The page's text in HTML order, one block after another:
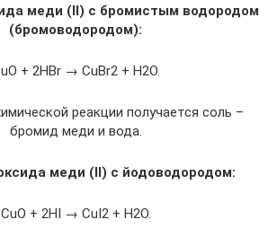
меди (II) с бромистым водородом
(бромоводородом):
+ 2HBr → CuBr2 + H2O.
реакции получается соль –
бромид меди и вода.
меди (II) с йодоводородом:
CuO + 2HI → CuI2 + H2O.